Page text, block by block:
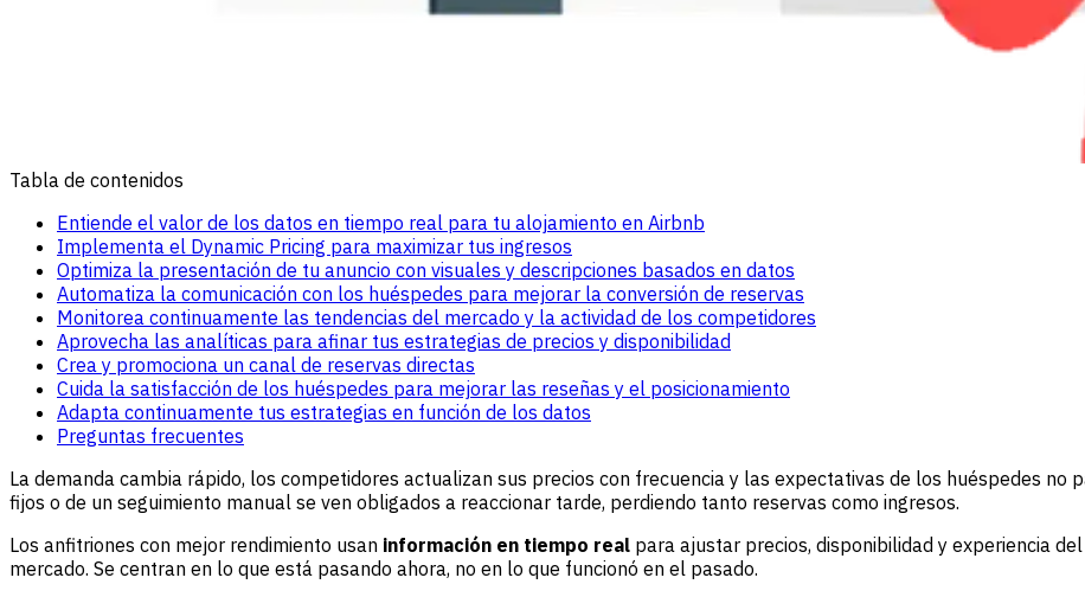
Tabla de contenidos
Entiende el valor de los datos en tiempo real para tu alojamiento en Airbnb
Implementa el Dynamic Pricing para maximizar tus ingresos
Optimiza la presentación de tu anuncio con visuales y descripciones basados en datos
Automatiza la comunicación con los huéspedes para mejorar la conversión de reservas
Monitorea continuamente las tendencias del mercado y la actividad de los competidores
Aprovecha las analíticas para afinar tus estrategias de precios y disponibilidad
Crea y promociona un canal de reservas directas
Cuida la satisfacción de los huéspedes para mejorar las reseñas y el posicionamiento
Adapta continuamente tus estrategias en función de los datos
Preguntas frecuentes
La demanda cambia rápido, los competidores actualizan sus precios con frecuencia y las expectativas de los huéspedes no
fijos o de un seguimiento manual se ven obligados a reaccionar tarde, perdiendo tanto reservas como ingresos.
Los anfitriones con mejor rendimiento usan información en tiempo real para ajustar precios, disponibilidad y experiencia
mercado. Se centran en lo que está pasando ahora, no en lo que funcionó en el pasado.